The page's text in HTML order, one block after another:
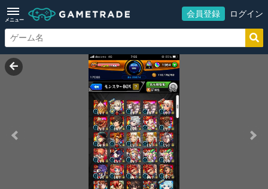
メニュー
会員登録 ログイン